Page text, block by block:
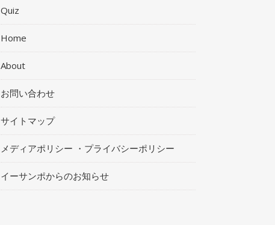
Quiz
Home
About
お問い合わせ
サイトマップ
メディアポリシー ・プライバシーポリシー
イーサンポからのお知らせ